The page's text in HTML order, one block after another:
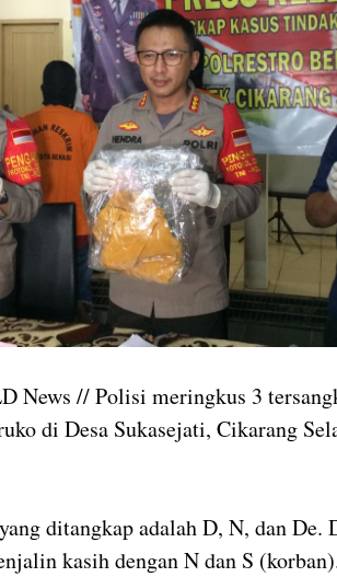
News // Polisi meringkus 3
di Desa Sukasejati, Cikarang
ditangkap adalah D, N, dan De.
kasih dengan N dan S